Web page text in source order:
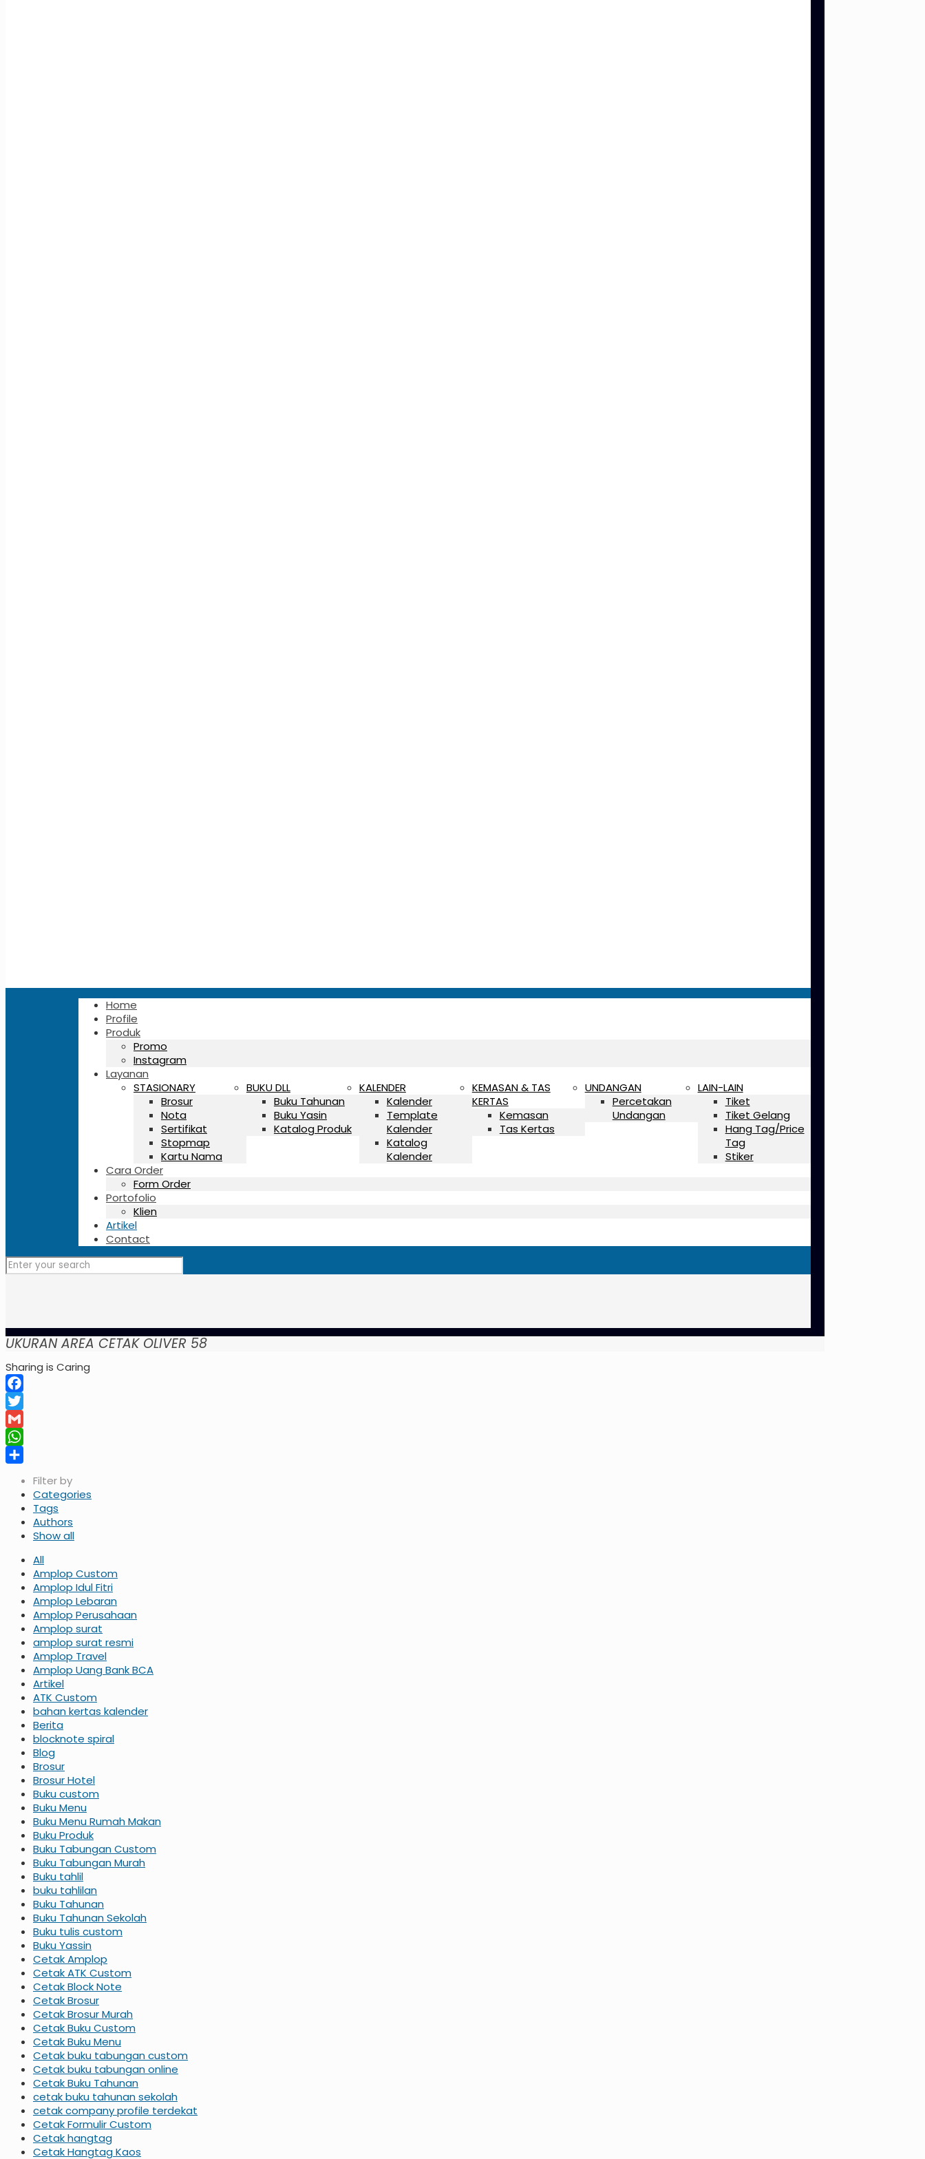
Home
Profile
Produk
Promo
Instagram
Layanan
STASIONARY
Brosur
Nota
Sertifikat
Stopmap
Kartu Nama
BUKU DLL
Buku Tahunan
Buku Yasin
Katalog Produk
KALENDER
Kalender
Template
Kalender
Katalog
Kalender
KEMASAN & TAS
KERTAS
Kemasan
Tas Kertas
UNDANGAN
Percetakan
Undangan
LAIN-LAIN
Tiket
Tiket Gelang
Hang Tag/Price
Tag
Stiker
Cara Order
Form Order
Portofolio
Klien
Artikel
Contact
UKURAN AREA CETAK OLIVER 58
Sharing is Caring
Facebook
Twitter
Gmail
WhatsApp
Filter by
Categories
Tags
Authors
Show all
All
Amplop Custom
Amplop Idul Fitri
Amplop Lebaran
Amplop Perusahaan
Amplop surat
amplop surat resmi
Amplop Travel
Amplop Uang Bank BCA
Artikel
ATK Custom
bahan kertas kalender
Berita
blocknote spiral
Blog
Brosur
Brosur Hotel
Buku custom
Buku Menu
Buku Menu Rumah Makan
Buku Produk
Buku Tabungan Custom
Buku Tabungan Murah
Buku tahlil
buku tahlilan
Buku Tahunan
Buku Tahunan Sekolah
Buku tulis custom
Buku Yassin
Cetak Amplop
Cetak ATK Custom
Cetak Block Note
Cetak Brosur
Cetak Brosur Murah
Cetak Buku Custom
Cetak Buku Menu
Cetak buku tabungan custom
Cetak buku tabungan online
Cetak Buku Tahunan
cetak buku tahunan sekolah
cetak company profile terdekat
Cetak Formulir Custom
Cetak hangtag
Cetak Hangtag Kaos